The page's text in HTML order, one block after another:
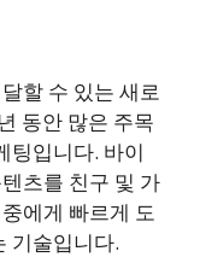
할 수 있는 새로
동안 많은 주목
팅입니다. 바이
츠를 친구 및 가
에게 빠르게 도
기술입니다.